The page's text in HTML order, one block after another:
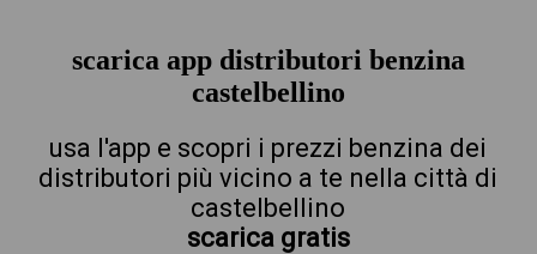
scarica app distributori benzina
castelbellino
usa l'app e scopri i prezzi benzina dei
distributori più vicino a te nella città di
castelbellino
scarica gratis